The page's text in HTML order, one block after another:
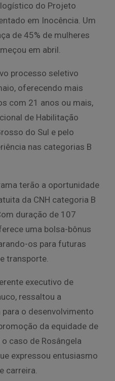
do Projeto
em Inocência. Um
de 45% de mulheres
em abril.
processo seletivo
oferecendo mais
com 21 anos ou mais,
de Habilitação
do Sul e pelo
nas categorias B
terão a oportunidade
da CNH categoria B
duração de 107
uma bolsa-bônus
os para futuras
transporte.
executivo de
ressaltou a
o desenvolvimento
da equidade de
caso de Rosângela
expressou entusiasmo
carreira.